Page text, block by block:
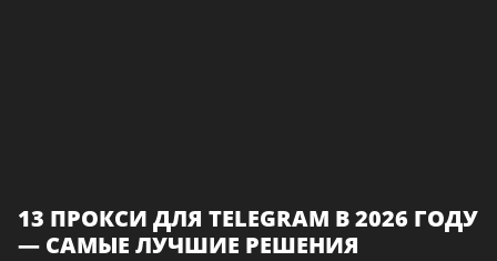
13 ПРОКСИ ДЛЯ TELEGRAM В 2026 ГОДУ
— САМЫЕ ЛУЧШИЕ РЕШЕНИЯ